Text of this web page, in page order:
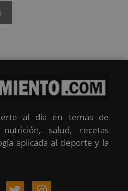
al día en temas de
salud, recetas
aplicada al deporte y la